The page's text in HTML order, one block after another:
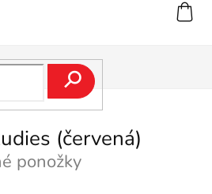
(červená)
ponožky